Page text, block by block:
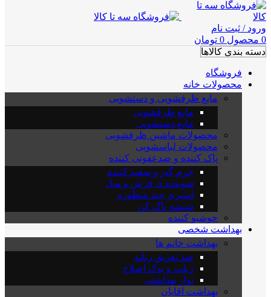
ورود / ثبت نام
0 محصول 0 تومان
دسته بندی کالاها
فروشگاه
محصولات خانه
مایع ظرفشویی و دستشویی
مایع ظرفشویی
مایع دستشویی
محصولات ماشین ظرفشویی
محصولات لباسشویی
پاک کننده و ضدعفونی کننده
جرم گیر و سفید کننده
شوینده ی فرش و مبل
اسپری چند منظوره
شیشه پاک کن
خوشبو کننده
بهداشت شخصی
بهداشت خانم ها
ضد تعریق زنانه
ژیلت و یدک اصلاح
نوار بهداشتی
بهداشت اقایان